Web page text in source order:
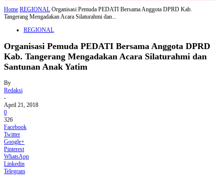
Home REGIONAL Organisasi Pemuda PEDATI Bersama Anggota DPRD Kab.
Tangerang Mengadakan Acara Silaturahmi dan...
REGIONAL
Organisasi Pemuda PEDATI Bersama Anggota DPRD
Kab. Tangerang Mengadakan Acara Silaturahmi dan
Santunan Anak Yatim
By
Redaksi
-
April 21, 2018
0
326
Facebook
Twitter
Google+
Pinterest
WhatsApp
Linkedin
Telegram